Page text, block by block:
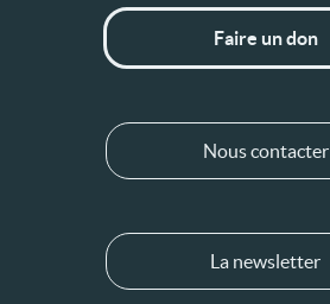
Faire un don
Nous contacter
La newsletter